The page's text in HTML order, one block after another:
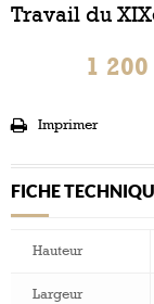
Travail du
1 200
Imprimer
FICHE
Hauteur
Largeur